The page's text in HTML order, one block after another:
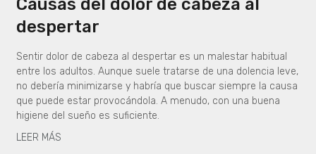
despertar
Sentir dolor de cabeza al despertar es un malestar habitual
entre los adultos. Aunque suele tratarse de una dolencia leve,
no debería minimizarse y habría que buscar siempre la causa
que puede estar provocándola. A menudo, con una buena
higiene del sueño es suficiente.
LEER MÁS